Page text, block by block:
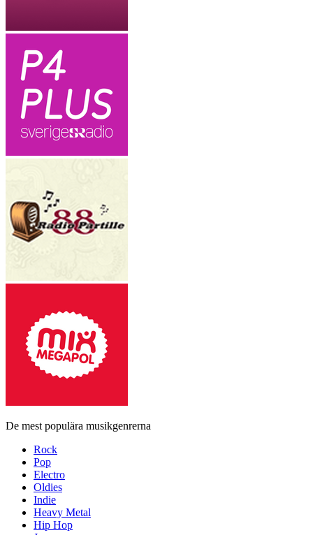
De mest populära musikgenrerna
Rock
Pop
Electro
Oldies
Indie
Heavy Metal
Hip Hop